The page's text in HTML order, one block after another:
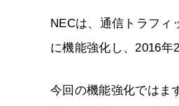
NECは、通信トラフィ
に機能強化し、2016年
今回の機能強化ではま